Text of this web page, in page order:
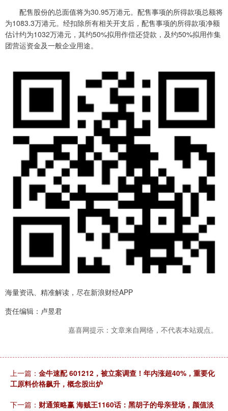
配售股份的总面值将为30.95万港元。配售事项的所得款项总额将
为1083.3万港元。经扣除所有相关开支后，配售事项的所得款项净额
估计约为1032万港元，其约50%拟用作偿还贷款，及约50%拟用作集
团营运资金及一般企业用途。
海量资讯、精准解读，尽在新浪财经APP
责任编辑：卢昱君
嘉喜网提示：文章来自网络，不代表本站观点。
上一篇： 金牛速配 601212，被立案调查！年内涨超40%，重要化
工原料价格飙升，概念股出炉
下一篇： 财通策略赢 海贼王1160话：黑胡子的母亲登场，颜值淡